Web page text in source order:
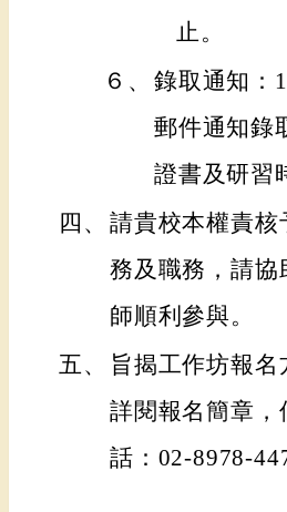
止。
６、 錄取通知：
郵件通知錄
證書及研習
四、 請貴校本權責
務及職務，請
師順利參與。
五、
旨揭工作坊報
詳閱報名簡章
話：02-8978-